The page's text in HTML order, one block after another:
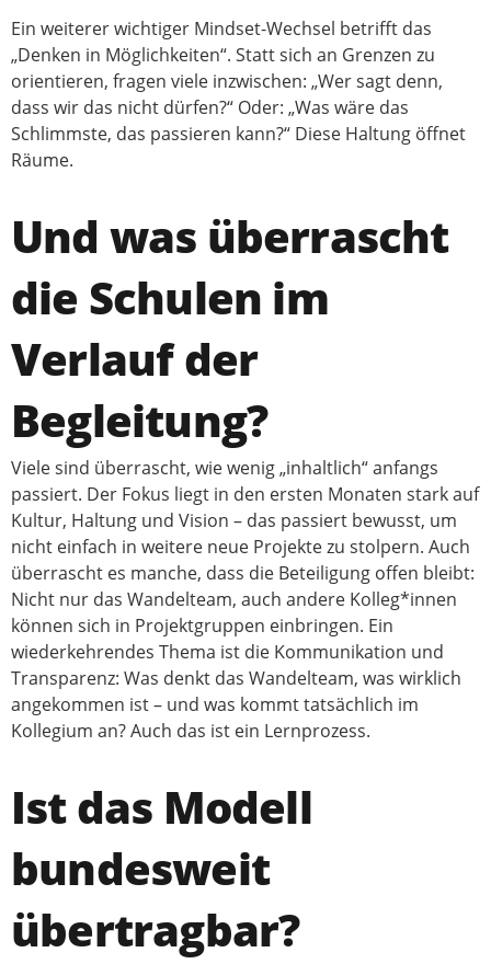
Ein weiterer wichtiger Mindset-Wechsel betrifft das
„Denken in Möglichkeiten“. Statt sich an Grenzen zu
orientieren, fragen viele inzwischen: „Wer sagt denn,
dass wir das nicht dürfen?“ Oder: „Was wäre das
Schlimmste, das passieren kann?“ Diese Haltung öffnet
Räume.
Und was überrascht
die Schulen im
Verlauf der
Begleitung?
Viele sind überrascht, wie wenig „inhaltlich“ anfangs
passiert. Der Fokus liegt in den ersten Monaten stark auf
Kultur, Haltung und Vision – das passiert bewusst, um
nicht einfach in weitere neue Projekte zu stolpern. Auch
überrascht es manche, dass die Beteiligung offen bleibt:
Nicht nur das Wandelteam, auch andere Kolleg*innen
können sich in Projektgruppen einbringen. Ein
wiederkehrendes Thema ist die Kommunikation und
Transparenz: Was denkt das Wandelteam, was wirklich
angekommen ist – und was kommt tatsächlich im
Kollegium an? Auch das ist ein Lernprozess.
Ist das Modell
bundesweit
übertragbar?